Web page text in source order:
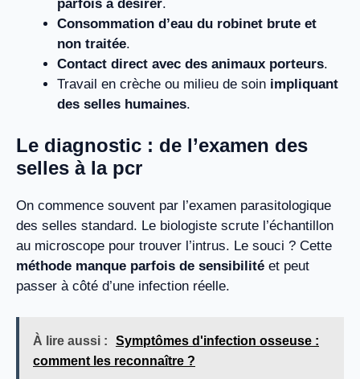
parfois à désirer.
Consommation d’eau du robinet brute et
non traitée.
Contact direct avec des animaux porteurs.
Travail en crèche ou milieu de soin impliquant
des selles humaines.
Le diagnostic : de l’examen des
selles à la pcr
On commence souvent par l’examen parasitologique
des selles standard. Le biologiste scrute l’échantillon
au microscope pour trouver l’intrus. Le souci ? Cette
méthode manque parfois de sensibilité et peut
passer à côté d’une infection réelle.
À lire aussi :
Symptômes d'infection osseuse :
comment les reconnaître ?